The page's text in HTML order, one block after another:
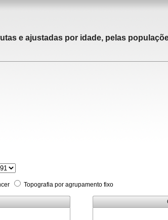
e ajustadas por idade, pelas
Topografia por agrupamento fixo